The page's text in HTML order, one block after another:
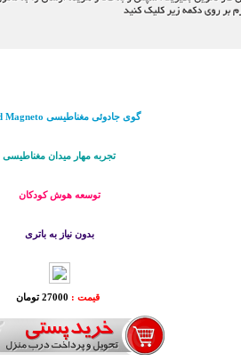
گوی جادوئی مغناطیسی Speed Magneto
تجربه مهار میدان مغناطیسی
توسعه هوش کودکان
بدون نیاز به باتری
قیمت : 27000 تومان